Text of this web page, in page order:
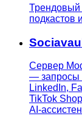
Трендовый
подкастов
Сервер
— запросы
LinkedIn,
TikTok
AI-